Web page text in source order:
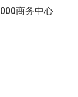
商务中心